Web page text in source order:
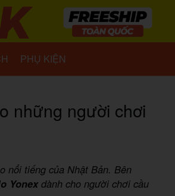
PHỤ KIỆN
những người chơi
nổi tiếng của Nhật Bản. Bên
Yonexdành cho người chơi cầu